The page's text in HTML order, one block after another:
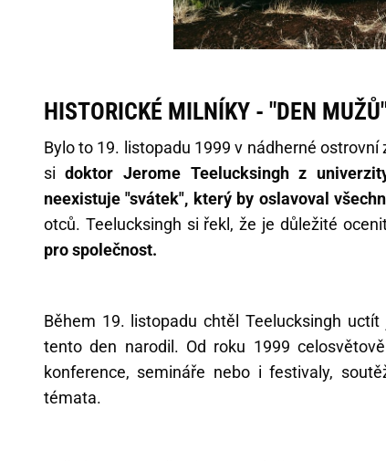
HISTORICKÉ MILNÍKY - "DEN
Bylo to 19. listopadu 1999 v nádherné
sidoktor Jerome Teelucksingh z
neexistuje "svátek", který by oslavoval
otců. Teelucksingh si řekl, že je důležité
pro společnost.
Během 19. listopadu chtěl Teelucksingh
tento den narodil. Od roku 1999
konference, semináře nebo i festivaly,
témata.